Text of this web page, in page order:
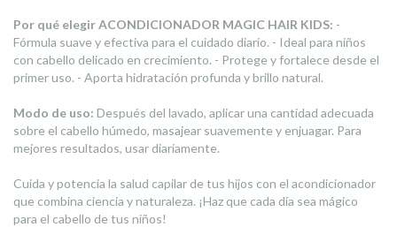
Por qué elegir ACONDICIONADOR MAGIC HAIR KIDS: -
Fórmula suave y efectiva para el cuidado diario. - Ideal para niños
con cabello delicado en crecimiento. - Protege y fortalece desde el
primer uso. - Aporta hidratación profunda y brillo natural.
Modo de uso: Después del lavado, aplicar una cantidad adecuada
sobre el cabello húmedo, masajear suavemente y enjuagar. Para
mejores resultados, usar diariamente.
Cuida y potencia la salud capilar de tus hijos con el acondicionador
que combina ciencia y naturaleza. ¡Haz que cada día sea mágico
para el cabello de tus niños!